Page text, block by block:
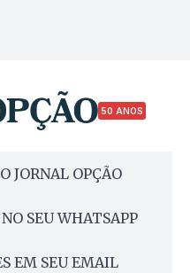
50 ANOS
JORNAL OPÇÃO
SEU WHATSAPP
EM SEU EMAIL